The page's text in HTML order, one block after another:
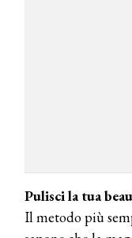
Pulisci la tua
Il metodo più